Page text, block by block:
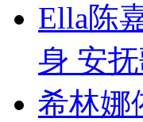
Ella陈
身 安
希林娜